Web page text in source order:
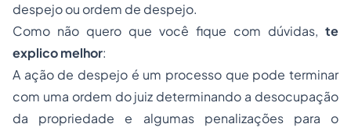
despejo ou ordem de despejo.
Como não quero que você fique com dúvidas, te
explico melhor:
A ação de despejo é um processo que pode terminar
com uma ordem do juiz determinando a desocupação
da propriedade e algumas penalizações para o